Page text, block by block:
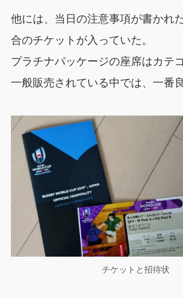
他には、当日の注意事項が書かれ
合のチケットが入っていた。
プラチナパッケージの座席はカテ
一般販売されている中では、一番
チケットと招待状